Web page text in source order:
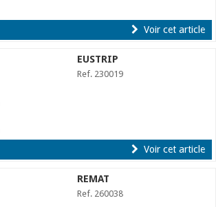
Voir cet article
EUSTRIP
Ref. 230019
Voir cet article
REMAT
Ref. 260038